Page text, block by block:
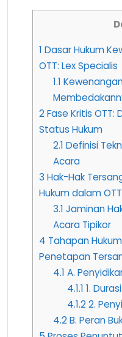
1 Dasar Hukum
OTT: Lex Specialis
1.1
2Fase Kritis
Status Hukum
2.1 Definisi
Acara
3 Hak-Hak
Hukum dalam OTT
3.1 Jaminan
Acara Tipikor
4 Tahapan
Penetapan
4.1 A.
4.1.1 1.
4.1.22.
4.2B. Peran